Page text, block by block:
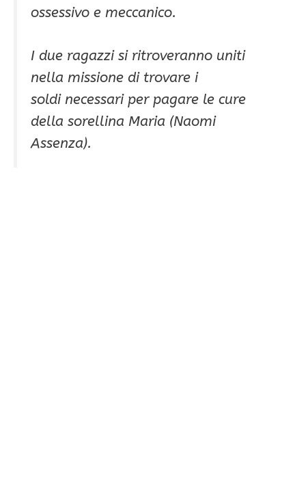
ossessivo e meccanico.
I due ragazzi si ritroveranno uniti
nella missione di trovare i
soldi necessari per pagare le cure
della sorellina Maria (Naomi
Assenza).